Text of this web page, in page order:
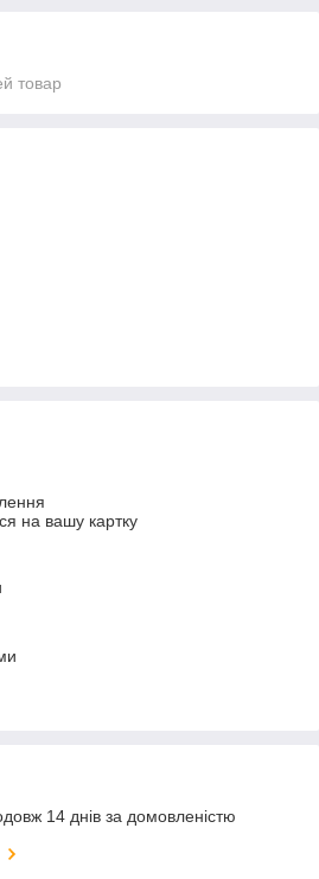
товар
на вашу картку
14 днів за домовленістю